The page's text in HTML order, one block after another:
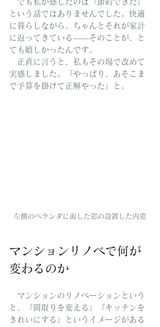
という話ではありませんでした。快適
に暮らしながら、ちゃんとそれが家計
に返ってきている——そのことが、と
ても嬉しかったんです。
正直に言うと、私もその場で改めて
実感しました。「やっぱり、あそこま
で予算を掛けて正解やった」と。
左側のベランダに面した窓の設置した内窓
マンションリノベで何が
変わるのか
マンションのリノベーションという
と、「間取りを変える」「キッチンを
きれいにする」というイメージがある